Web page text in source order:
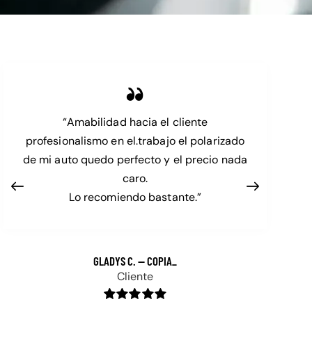
“Amabilidad hacia el cliente
profesionalismo en el.trabajo el polarizado
de mi auto quedo perfecto y el precio nada
caro.
Lo recomiendo bastante.”
GLADYS C.
Cliente